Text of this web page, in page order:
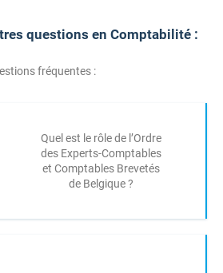
questions en Comptabilité :
fréquentes :
Quel est le rôle de l’Ordre
des Experts-Comptables
et Comptables Brevetés
de Belgique ?